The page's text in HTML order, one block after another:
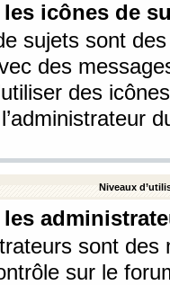
icônes de
sujets sont
des
des
Niveaux
les
sont
sur le